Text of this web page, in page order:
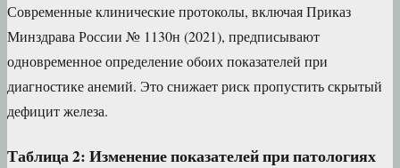
Современные клинические протоколы, включая Приказ
Минздрава России № 1130н (2021), предписывают
одновременное определение обоих показателей при
диагностике анемий. Это снижает риск пропустить скрытый
дефицит железа.
Таблица 2: Изменение показателей при патологиях